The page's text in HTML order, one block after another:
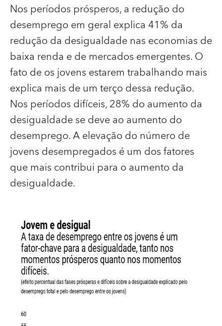
Nos períodos prósperos, a redução do
desemprego em geral explica 41% da
redução da desigualdade nas economias de
baixa renda e de mercados emergentes. O
fato de os jovens estarem trabalhando mais
explica mais de um terço dessa redução.
Nos períodos difíceis, 28% do aumento da
desigualdade se deve ao aumento do
desemprego. A elevação do número de
jovens desempregados é um dos fatores
que mais contribui para o aumento da
desigualdade.